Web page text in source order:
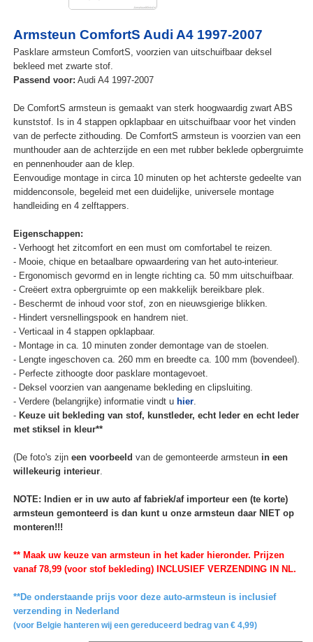
Armsteun ComfortS Audi A4 1997-2007
Pasklare armsteun ComfortS, voorzien van uitschuifbaar deksel
bekleed met zwarte stof.
Passend voor: Audi A4 1997-2007
De ComfortS armsteun is gemaakt van sterk hoogwaardig zwart ABS
kunststof. Is in 4 stappen opklapbaar en uitschuifbaar voor het vinden
van de perfecte zithouding. De ComfortS armsteun is voorzien van een
munthouder aan de achterzijde en een met rubber beklede opbergruimte
en pennenhouder aan de klep.
Eenvoudige montage in circa 10 minuten op het achterste gedeelte van
middenconsole, begeleid met een duidelijke, universele montage
handleiding en 4 zelftappers.
Eigenschappen:
- Verhoogt het zitcomfort en een must om comfortabel te reizen.
- Mooie, chique en betaalbare opwaardering van het auto-interieur.
- Ergonomisch gevormd en in lengte richting ca. 50 mm uitschuifbaar.
- Creëert extra opbergruimte op een makkelijk bereikbare plek.
- Beschermt de inhoud voor stof, zon en nieuwsgierige blikken.
- Hindert versnellingspook en handrem niet.
- Verticaal in 4 stappen opklapbaar.
- Montage in ca. 10 minuten zonder demontage van de stoelen.
- Lengte ingeschoven ca. 260 mm en breedte ca. 100 mm (bovendeel).
- Perfecte zithoogte door pasklare montagevoet.
- Deksel voorzien van aangename bekleding en clipsluiting.
- Verdere (belangrijke) informatie vindt u hier.
- Keuze uit bekleding van stof, kunstleder, echt leder en echt leder
met stiksel in kleur**
(De foto's zijn een voorbeeld van de gemonteerde armsteun in een
willekeurig interieur.
NOTE: Indien er in uw auto af fabriek/af importeur een (te korte)
armsteun gemonteerd is dan kunt u onze armsteun daar NIET op
monteren!!!
** Maak uw keuze van armsteun in het kader hieronder. Prijzen
vanaf 78,99 (voor stof bekleding) INCLUSIEF VERZENDING IN NL.
**De onderstaande prijs voor deze auto-armsteun is inclusief
verzending in Nederland
(voor Belgie hanteren wij een gereduceerd bedrag van € 4,99)